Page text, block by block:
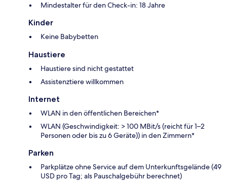
Mindestalter für den Check-in: 18 Jahre
Kinder
Keine Babybetten
Haustiere
Haustiere sind nicht gestattet
Assistenztiere willkommen
Internet
WLAN in den öffentlichen Bereichen*
WLAN (Geschwindigkeit: > 100 MBit/s (reicht für 1–2
Personen oder bis zu 6 Geräte)) in den Zimmern*
Parken
Parkplätze ohne Service auf dem Unterkunftsgelände (49
USD pro Tag; als Pauschalgebühr berechnet)